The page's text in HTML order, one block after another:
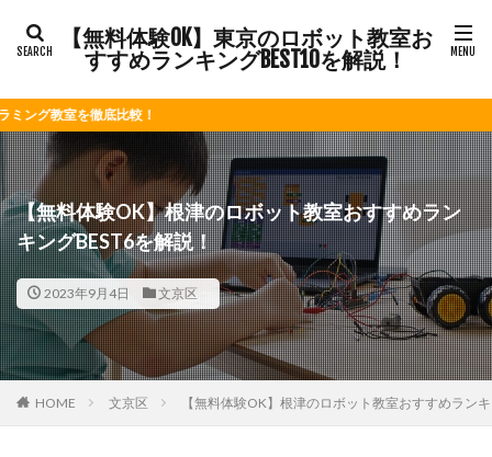
【無料体験OK】東京のロボット教室お
すすめランキングBEST10を解説！
較！
【無料体験OK】根津のロボット教室おすすめラン
キングBEST6を解説！
2023年9月4日 文京区
HOME 文京区 【無料体験OK】根津のロボット教室おすすめラン